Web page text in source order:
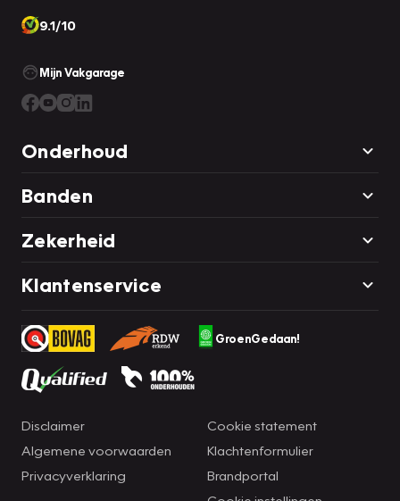
9.1/10
Mijn Vakgarage
Onderhoud
Banden
Zekerheid
Klantenservice
GroenGedaan!
Disclaimer
Algemene voorwaarden
Privacyverklaring
Cookie statement
Klachtenformulier
Brandportal